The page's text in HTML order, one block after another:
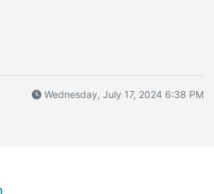
Wednesday, July 17, 2024 6:38 PM